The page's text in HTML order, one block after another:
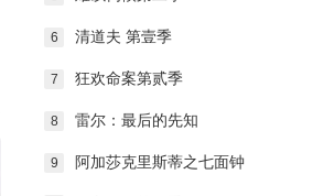
6 清道夫 第壹季
7 狂欢命案第贰季
8 雷尔：最后的先知
9 阿加莎克里斯蒂之七面钟